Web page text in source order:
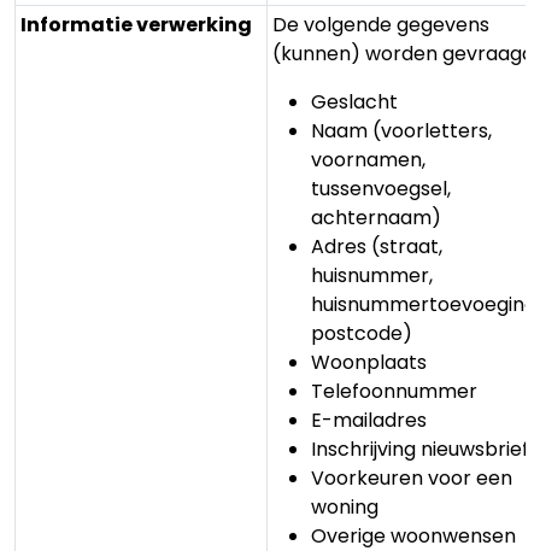
Informatie verwerking
De volgende gegevens
(kunnen) worden gevraagd:
Geslacht
Naam (voorletters,
voornamen,
tussenvoegsel,
achternaam)
Adres (straat,
huisnummer,
huisnummertoevoeging,
postcode)
Woonplaats
Telefoonnummer
E-mailadres
Inschrijving nieuwsbrief
Voorkeuren voor een
woning
Overige woonwensen